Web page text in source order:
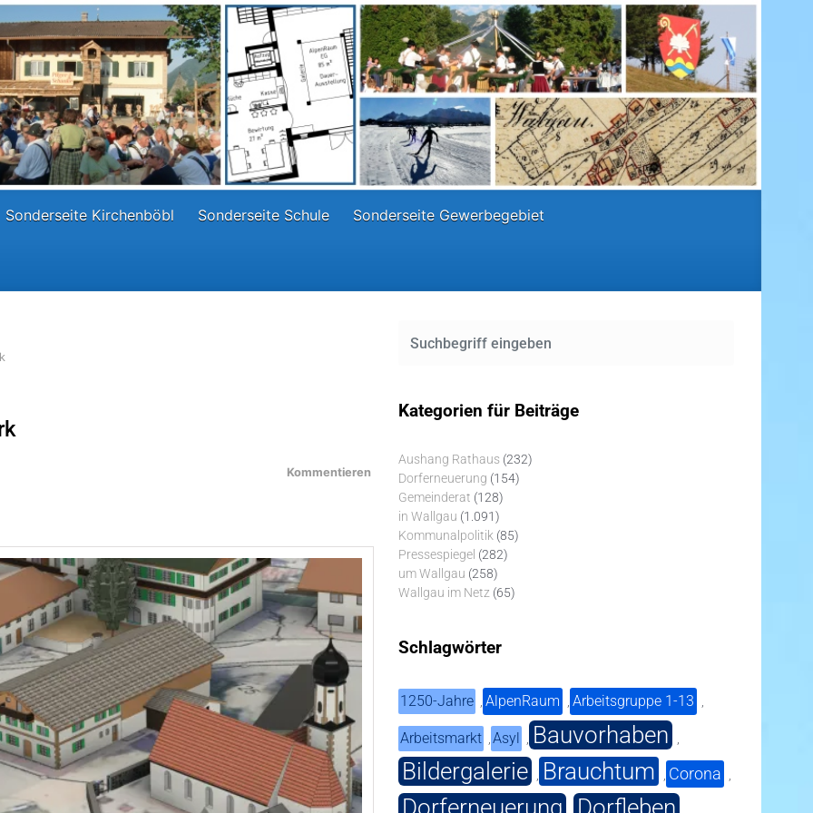
Sonderseite Kirchenböbl Sonderseite Schule Sonderseite Gewerbegebiet
Kommentieren
Kategorien für Beiträge
Aushang Rathaus (232)
Dorferneuerung (154)
Gemeinderat (128)
in Wallgau (1.091)
Kommunalpolitik (85)
Pressespiegel (282)
um Wallgau (258)
Wallgau im Netz (65)
Schlagwörter
1250-Jahre , AlpenRaum , Arbeitsgruppe 1-13 ,
Arbeitsmarkt ,Asyl , Bauvorhaben ,
Bildergalerie , Brauchtum , Corona ,
Dorferneuerung Dorfleben